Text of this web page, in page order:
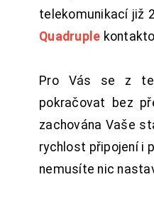
telekomunikací již
Quadruple
Pro Vás se z
pokračovat bez
zachována Vaše
rychlost připojení i
nemusíte nic